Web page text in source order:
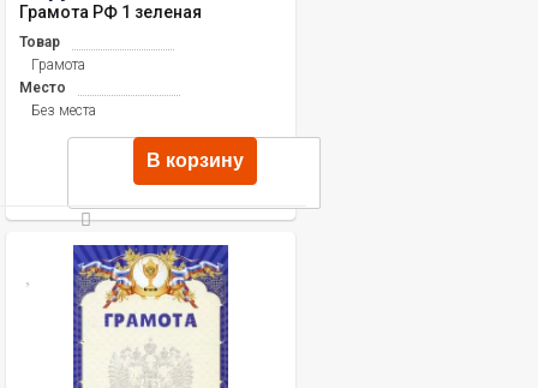
Грамота РФ 1 зеленая
Товар
Грамота
Место
Без места
В корзину